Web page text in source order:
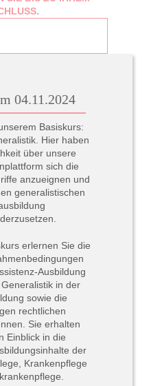
04.11.2024
Basiskurs:
Hier haben
über unsere
sich die
anzueignen und
generalistischen
erlernen Sie die
Ausbildung
in der
sowie die
rechtlichen
Sie erhalten
Einblick in die
der
Krankenpflege